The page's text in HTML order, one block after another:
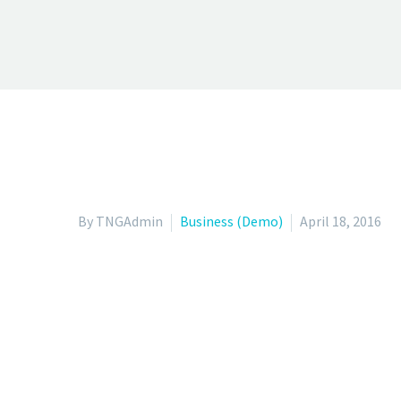
By TNGAdmin Business (Demo) April 18, 2016